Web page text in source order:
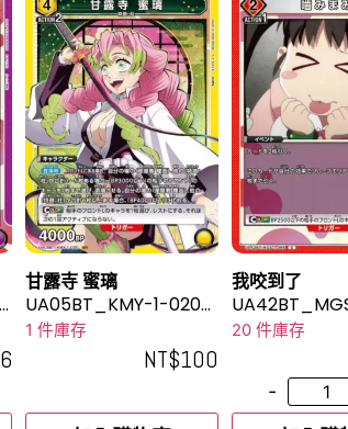
6
甘露寺 蜜璃
UA05BT_KMY-1-020S
R1 件庫存
NT$100
我咬到了
20 件庫存
-